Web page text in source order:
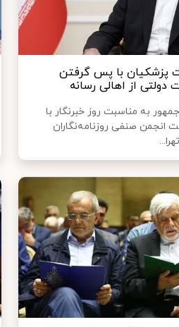
پزشکیان با پس گرفتن
دولتی از اهالی رسانه
به مناسبت روز خبرنگار با
انجمن صنفی روزنامه‌نگاران